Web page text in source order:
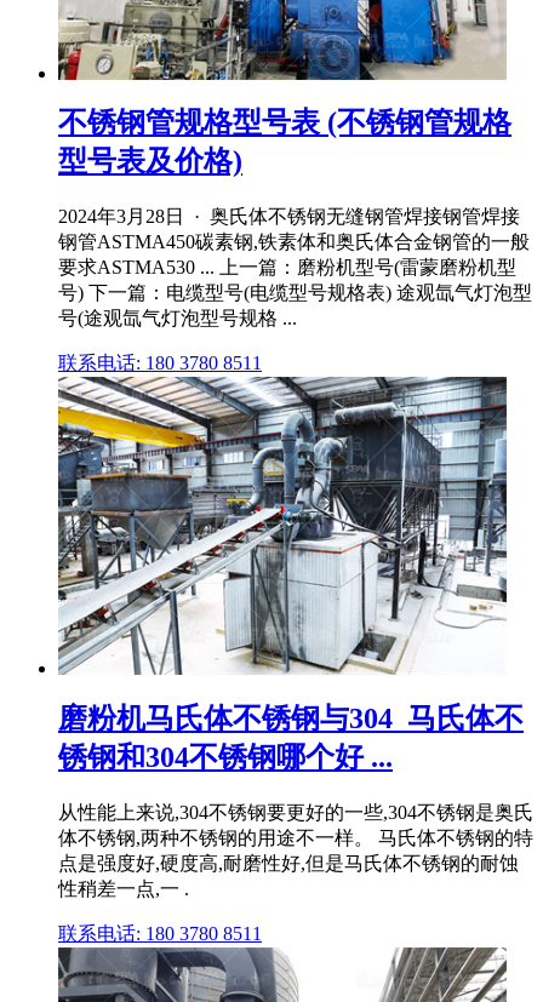
不锈钢管规格型号表 (不锈钢管规格
型号表及价格)
2024年3月28日 · 奥氏体不锈钢无缝钢管焊接钢管焊接
钢管ASTMA450碳素钢,铁素体和奥氏体合金钢管的一般
要求ASTMA530 ... 上一篇：磨粉机型号(雷蒙磨粉机型
号) 下一篇：电缆型号(电缆型号规格表) 途观氙气灯泡型
号(途观氙气灯泡型号规格 ...
联系电话: 180 3780 8511
磨粉机马氏体不锈钢与304_马氏体不
锈钢和304不锈钢哪个好 ...
从性能上来说,304不锈钢要更好的一些,304不锈钢是奥氏
体不锈钢,两种不锈钢的用途不一样。 马氏体不锈钢的特
点是强度好,硬度高,耐磨性好,但是马氏体不锈钢的耐蚀
性稍差一点,一 .
联系电话: 180 3780 8511